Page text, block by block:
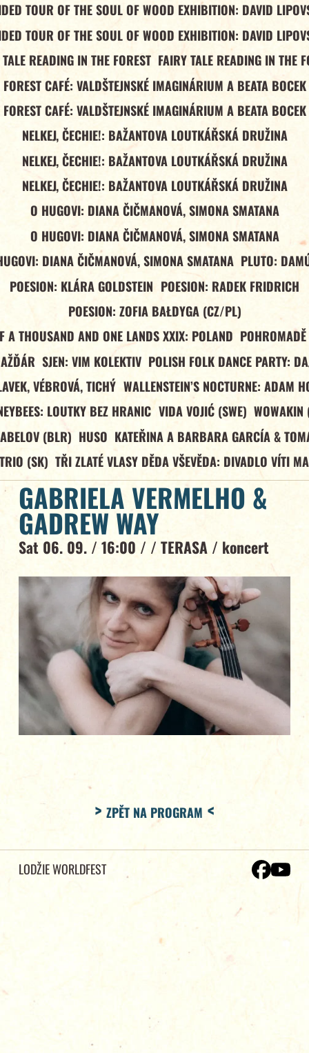
TOUR OF THE SOUL OF WOOD EXHIBITION: DAVID
TOUR OF THE SOUL OF WOOD EXHIBITION: DAVID
READING IN THE FOREST FAIRY TALE READING IN THE
FOREST CAFÉ: VALDŠTEJNSKÉ IMAGINÁRIUM A BEATA BOCEK
FOREST CAFÉ: VALDŠTEJNSKÉ IMAGINÁRIUM A BEATA BOCEK
NELKEJ, ČECHIE!: BAŽANTOVA LOUTKÁŘSKÁ DRUŽINA
NELKEJ, ČECHIE!: BAŽANTOVA LOUTKÁŘSKÁ DRUŽINA
NELKEJ, ČECHIE!: BAŽANTOVA LOUTKÁŘSKÁ DRUŽINA
O HUGOVI: DIANA ČIČMANOVÁ, SIMONA SMATANA
O HUGOVI: DIANA ČIČMANOVÁ, SIMONA SMATANA
DIANA ČIČMANOVÁ, SIMONA SMATANA PLUTO:
POESION: KLÁRA GOLDSTEIN POESION: RADEK FRIDRICH
POESION: ZOFIA BAŁDYGA (CZ/PL)
A THOUSAND AND ONE LANDS XXIX: POLAND
SJEN: VIM KOLEKTIV POLISH FOLK DANCE PARTY:
VÉBROVÁ, TICHÝ WALLENSTEIN’S NOCTURNE: ADAM
LOUTKY BEZ HRANIC VIDA VOJIĆ (SWE) WOWAKIN
(BLR) HUSO KATEŘINA A BARBARA GARCÍA &
(SK) TŘI ZLATÉ VLASY DĚDA VŠEVĚDA: DIVADLO VÍTI
GABRIELA VERMELHO &
GADREW WAY
Sat 06. 09. / 16:00 / / TERASA / koncert
ZPĚT NA PROGRAM
LODŽIE WORLDFEST